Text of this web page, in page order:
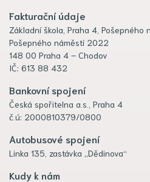
Fakturační údaje
Základní škola, Praha 4,
Pošepného náměstí 2022
148 00 Praha 4 – Chodov
IČ: 613 88 432
Bankovní spojení
Česká spořitelna a.s., Praha 4
č.ú: 2000810379/0800
Autobusové spojení
Linka 135, zastávka „Dědinova“
Kudy k nám